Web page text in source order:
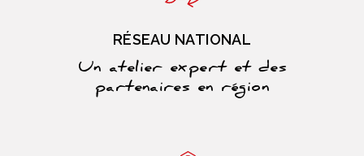
RÉSEAU NATIONAL
Un atelier expert et des
partenaires en région